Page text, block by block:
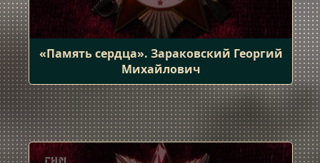
«Память сердца». Зараковский Георгий
Михайлович